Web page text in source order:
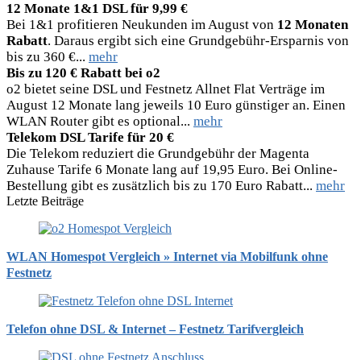
12 Monate 1&1 DSL für 9,99 €
Bei 1&1 profitieren Neukunden im August von 12 Monaten
Rabatt. Daraus ergibt sich eine Grundgebühr-Ersparnis von
bis zu 360 €... mehr
Bis zu 120 € Rabatt bei o2
o2 bietet seine DSL und Festnetz Allnet Flat Verträge im
August 12 Monate lang jeweils 10 Euro günstiger an. Einen
WLAN Router gibt es optional... mehr
Telekom DSL Tarife für 20 €
Die Telekom reduziert die Grundgebühr der Magenta
Zuhause Tarife 6 Monate lang auf 19,95 Euro. Bei Online-
Bestellung gibt es zusätzlich bis zu 170 Euro Rabatt... mehr
Letzte Beiträge
WLAN Homespot Vergleich » Internet via Mobilfunk ohne
Festnetz
Telefon ohne DSL & Internet – Festnetz Tarifvergleich